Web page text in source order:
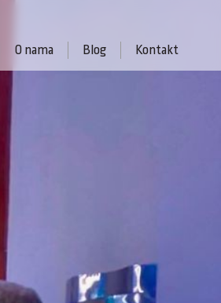
O nama Blog Kontakt